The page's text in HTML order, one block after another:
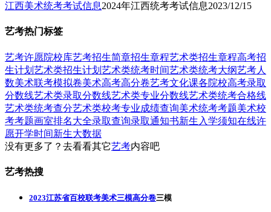
江西美术统考考试信息2024年江西统考考试信息2023/12/15
艺考热门标签
艺考许愿院校库艺考招生简章招生章程艺术类招生章程高考招
生计划 艺术类招生计划 艺术类统考时间艺术类统考大纲艺考人
数美术联考模拟卷美术高考高分卷艺考文化课各院校高考录取
分数线艺术类录取分数线艺术类专业分数线艺术类统考合格线
艺术类统考查分艺术类校考专业成绩查询美术统考考题美术校
考考题画室排名大全录取查询录取通知书新生入学须知在线许
愿开学时间新生大数据
没有更多了？去看看其它艺考内容吧
艺考热搜
2023江苏省百校联考美术三模高分卷三模